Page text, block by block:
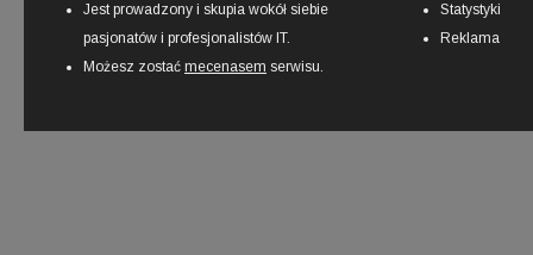
Jest prowadzony i skupia wokół siebie
pasjonatów i profesjonalistów IT.
Możesz zostać mecenasem serwisu.
Statystyki
Reklama